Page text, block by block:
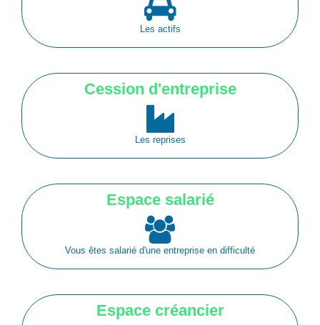
Les actifs
Cession d'entreprise
Les reprises
Espace salarié
Vous êtes salarié d'une entreprise en difficulté
Espace créancier